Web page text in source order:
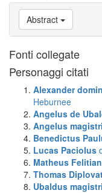
Abstract
Fonti collegate
Personaggi citati
Alexander
Heburnee
Angelus de
Angelus
Benedictus
Lucas Paciolus
Matheus
Thomas
Ubaldus